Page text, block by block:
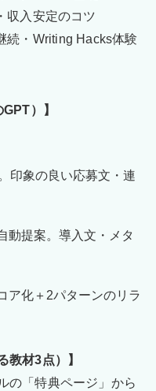
収入安定のコツ
続・Writing Hacks体験
）】
印象の良い応募文・連
動提案。導入文・メタ
ア化＋2パターンのリラ
教材3点）】
の「特典ページ」から